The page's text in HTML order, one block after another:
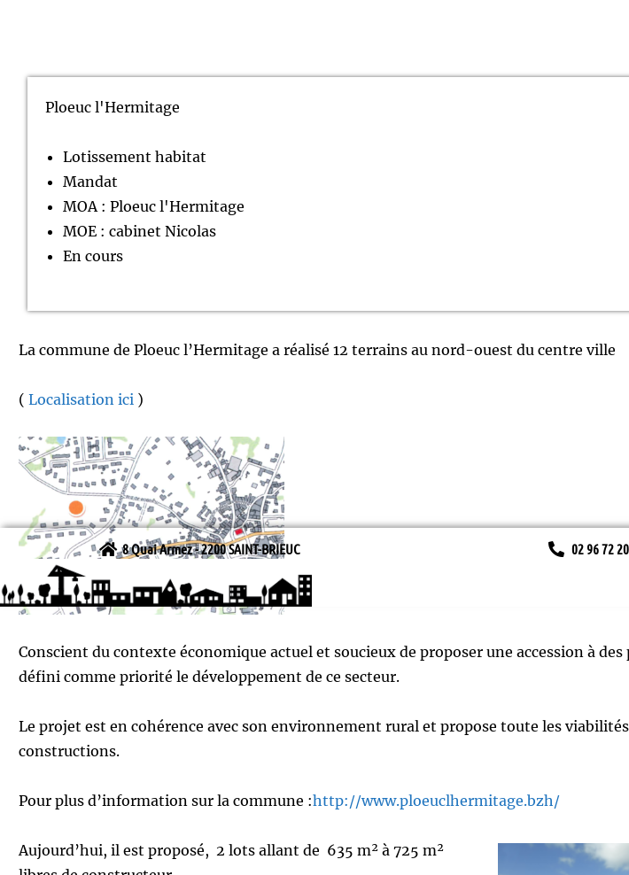
Ploeuc l'Hermitage
Lotissement habitat
Mandat
MOA : Ploeuc l'Hermitage
MOE : cabinet Nicolas
En cours
La commune de Ploeuc l’Hermitage a réalisé 12 terrains au nord-ouest du centre ville
( Localisation ici )
Conscient du contexte économique actuel et soucieux de proposer une accession à
défini comme priorité le développement de ce secteur.
Le projet est en cohérence avec son environnement rural et propose toute les
constructions.
Pour plus d’information sur la commune :http://www.ploeuclhermitage.bzh/
Aujourd’hui, il est proposé, 2 lots allant de 635 m² à 725 m²
8 Quai Armez - 2200 SAINT-BRIEUC 02 96 72